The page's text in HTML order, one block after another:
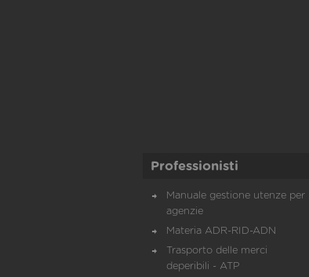
Professionisti
Manuale gestione utenze per
agenzie
Materia ADR-RID-ADN
Trasporto delle merci
deperibili - ATP